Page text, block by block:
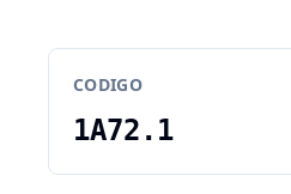
CODIGO
1A72.1